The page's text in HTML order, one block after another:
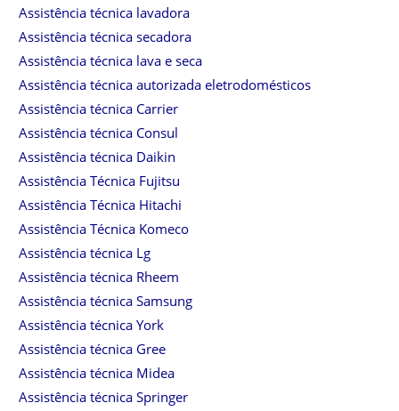
Assistência técnica lavadora
Assistência técnica secadora
Assistência técnica lava e seca
Assistência técnica autorizada eletrodomésticos
Assistência técnica Carrier
Assistência técnica Consul
Assistência técnica Daikin
Assistência Técnica Fujitsu
Assistência Técnica Hitachi
Assistência Técnica Komeco
Assistência técnica Lg
Assistência técnica Rheem
Assistência técnica Samsung
Assistência técnica York
Assistência técnica Gree
Assistência técnica Midea
Assistência técnica Springer